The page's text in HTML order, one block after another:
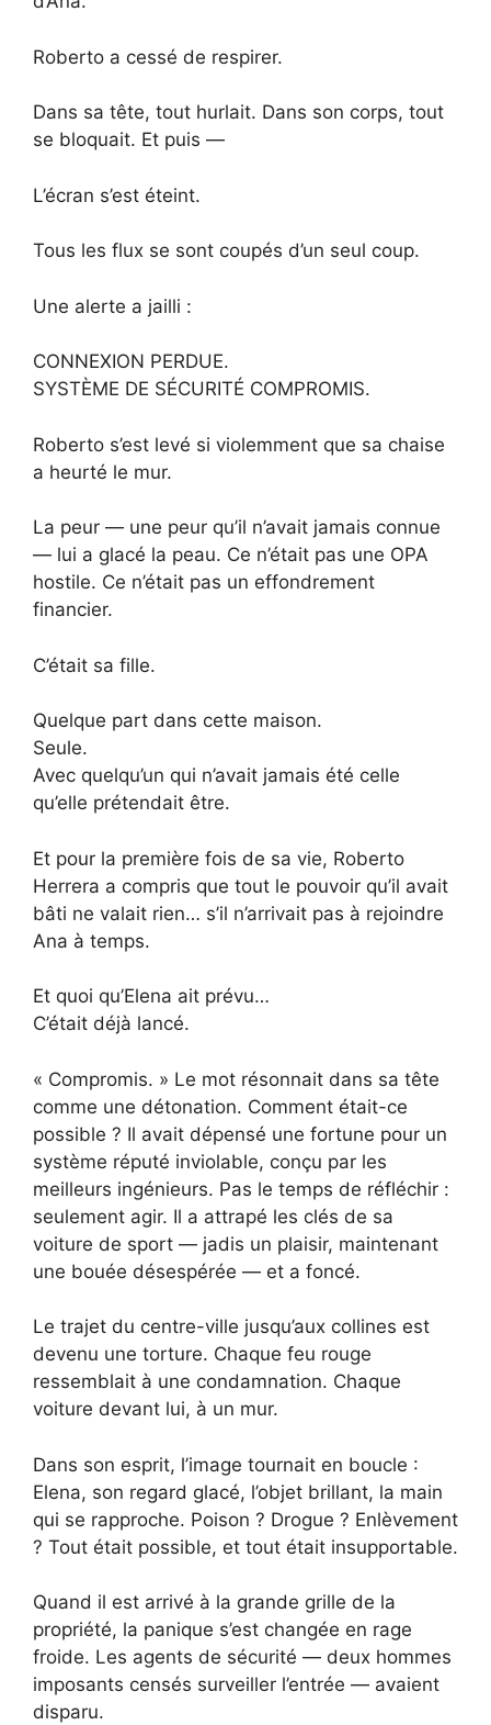
Roberto a cessé de respirer.
Dans sa tête, tout hurlait. Dans son corps, tout
se bloquait. Et puis —
L’écran s’est éteint.
Tous les flux se sont coupés d’un seul coup.
Une alerte a jailli :
CONNEXION PERDUE.
SYSTÈME DE SÉCURITÉ COMPROMIS.
Roberto s’est levé si violemment que sa chaise
a heurté le mur.
La peur — une peur qu’il n’avait jamais connue
— lui a glacé la peau. Ce n’était pas une OPA
hostile. Ce n’était pas un effondrement
financier.
C’était sa fille.
Quelque part dans cette maison.
Seule.
Avec quelqu’un qui n’avait jamais été celle
qu’elle prétendait être.
Et pour la première fois de sa vie, Roberto
Herrera a compris que tout le pouvoir qu’il avait
bâti ne valait rien… s’il n’arrivait pas à rejoindre
Ana à temps.
Et quoi qu’Elena ait prévu…
C’était déjà lancé.
« Compromis. » Le mot résonnait dans sa tête
comme une détonation. Comment était-ce
possible ? Il avait dépensé une fortune pour un
système réputé inviolable, conçu par les
meilleurs ingénieurs. Pas le temps de réfléchir :
seulement agir. Il a attrapé les clés de sa
voiture de sport — jadis un plaisir, maintenant
une bouée désespérée — et a foncé.
Le trajet du centre-ville jusqu’aux collines est
devenu une torture. Chaque feu rouge
ressemblait à une condamnation. Chaque
voiture devant lui, à un mur.
Dans son esprit, l’image tournait en boucle :
Elena, son regard glacé, l’objet brillant, la main
qui se rapproche. Poison ? Drogue ? Enlèvement
? Tout était possible, et tout était insupportable.
Quand il est arrivé à la grande grille de la
propriété, la panique s’est changée en rage
froide. Les agents de sécurité — deux hommes
imposants censés surveiller l’entrée — avaient
disparu.